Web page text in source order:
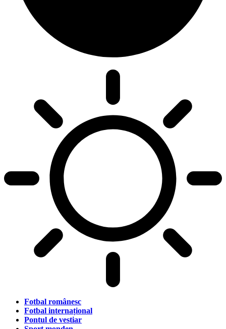
Fotbal românesc
Fotbal internațional
Pontul de vestiar